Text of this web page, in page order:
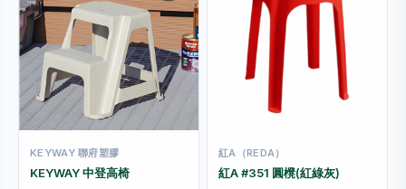
KEYWAY 聯府塑膠
KEYWAY 中登高椅
紅A（REDA）
紅A #351 圓櫈(紅綠灰)